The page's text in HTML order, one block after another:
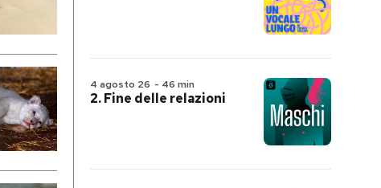
4 agosto 26 - 46 min
2. Fine delle relazioni